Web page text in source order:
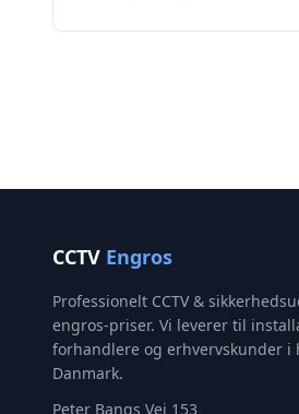
CCTV Engros
Professionelt CCTV &
engros-priser. Vi leverer til
forhandlere og erhvervskunder i
Danmark.
Peter Bangs Vej 153